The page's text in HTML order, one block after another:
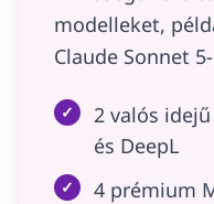
modelleket,
Claude Sonnet
✓
2 valós
és DeepL
✓
4 prémium